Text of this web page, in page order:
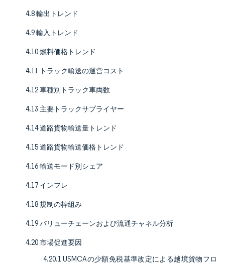
4.8 輸出トレンド
4.9 輸入トレンド
4.10 燃料価格トレンド
4.11 トラック輸送の運営コスト
4.12 車種別トラック車両数
4.13 主要トラックサプライヤー
4.14 道路貨物輸送量トレンド
4.15 道路貨物輸送価格トレンド
4.16 輸送モード別シェア
4.17 インフレ
4.18 規制の枠組み
4.19 バリューチェーンおよび流通チャネル分析
4.20 市場促進要因
4.20.1 USMCAの少額免税基準改定による越境貨物フロ